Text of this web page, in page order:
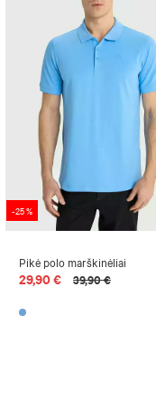
-25 %
Pikė polo marškinėliai
29,90 € 39,90 €